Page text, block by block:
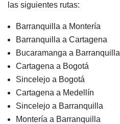
las siguientes rutas:
Barranquilla a Montería
Barranquilla a Cartagena
Bucaramanga a Barranquilla
Cartagena a Bogotá
Sincelejo a Bogotá
Cartagena a Medellín
Sincelejo a Barranquilla
Montería a Barranquilla